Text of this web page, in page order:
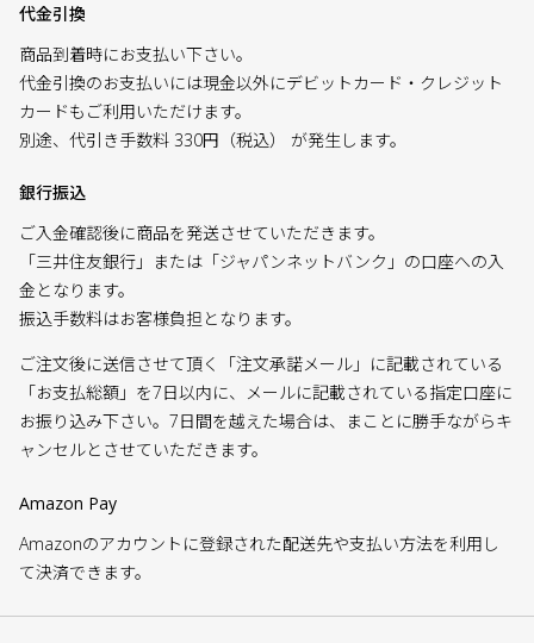
代金引換
商品到着時にお支払い下さい。
代金引換のお支払いには現金以外にデビットカード・クレジット
カードもご利用いただけます。
別途、代引き手数料 330円（税込） が発生します。
銀行振込
ご入金確認後に商品を発送させていただきます。
「三井住友銀行」または「ジャパンネットバンク」の口座への入
金となります。
振込手数料はお客様負担となります。
ご注文後に送信させて頂く「注文承諾メール」に記載されている
「お支払総額」を7日以内に、メールに記載されている指定口座に
お振り込み下さい。7日間を越えた場合は、まことに勝手ながらキ
ャンセルとさせていただきます。
Amazon Pay
Amazonのアカウントに登録された配送先や支払い方法を利用し
て決済できます。